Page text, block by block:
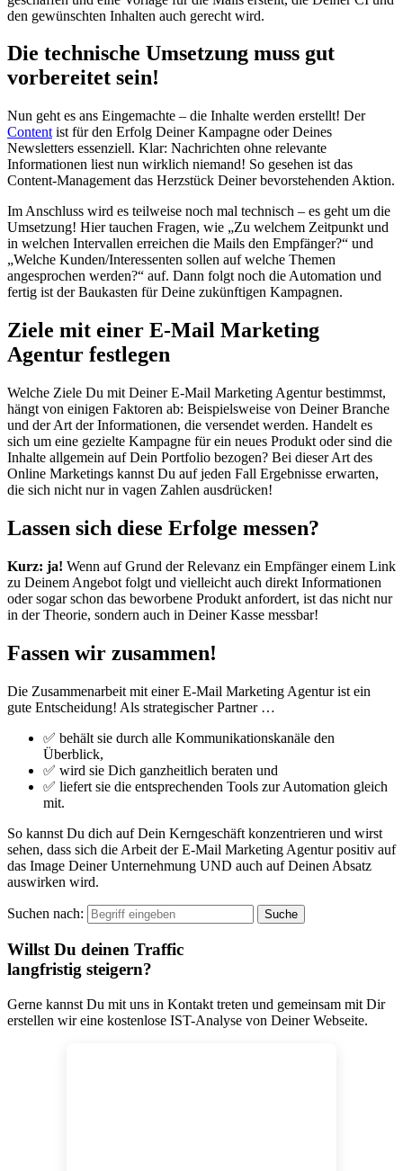
den gewünschten Inhalten auch gerecht wird.
Die technische Umsetzung muss gut
vorbereitet sein!
Nun geht es ans Eingemachte – die Inhalte werden erstellt! Der
Content ist für den Erfolg Deiner Kampagne oder Deines
Newsletters essenziell. Klar: Nachrichten ohne relevante
Informationen liest nun wirklich niemand! So gesehen ist das
Content-Management das Herzstück Deiner bevorstehenden Aktion.
Im Anschluss wird es teilweise noch mal technisch – es geht um die
Umsetzung! Hier tauchen Fragen, wie „Zu welchem Zeitpunkt und
in welchen Intervallen erreichen die Mails den Empfänger?“ und
„Welche Kunden/Interessenten sollen auf welche Themen
angesprochen werden?“ auf. Dann folgt noch die Automation und
fertig ist der Baukasten für Deine zukünftigen Kampagnen.
Ziele mit einer E-Mail Marketing
Agentur festlegen
Welche Ziele Du mit Deiner E-Mail Marketing Agentur bestimmst,
hängt von einigen Faktoren ab: Beispielsweise von Deiner Branche
und der Art der Informationen, die versendet werden. Handelt es
sich um eine gezielte Kampagne für ein neues Produkt oder sind die
Inhalte allgemein auf Dein Portfolio bezogen? Bei dieser Art des
Online Marketings kannst Du auf jeden Fall Ergebnisse erwarten,
die sich nicht nur in vagen Zahlen ausdrücken!
Lassen sich diese Erfolge messen?
Kurz: ja! Wenn auf Grund der Relevanz ein Empfänger einem Link
zu Deinem Angebot folgt und vielleicht auch direkt Informationen
oder sogar schon das beworbene Produkt anfordert, ist das nicht nur
in der Theorie, sondern auch in Deiner Kasse messbar!
Fassen wir zusammen!
Die Zusammenarbeit mit einer E-Mail Marketing Agentur ist ein
gute Entscheidung! Als strategischer Partner …
✅ behält sie durch alle Kommunikationskanäle den
Überblick,
✅ wird sie Dich ganzheitlich beraten und
✅ liefert sie die entsprechenden Tools zur Automation gleich
mit.
So kannst Du dich auf Dein Kerngeschäft konzentrieren und wirst
sehen, dass sich die Arbeit der E-Mail Marketing Agentur positiv auf
das Image Deiner Unternehmung UND auch auf Deinen Absatz
auswirken wird.
Suchen nach:
Willst Du deinen Traffic
langfristig steigern?
Gerne kannst Du mit uns in Kontakt treten und gemeinsam mit Dir
erstellen wir eine kostenlose IST-Analyse von Deiner Webseite.